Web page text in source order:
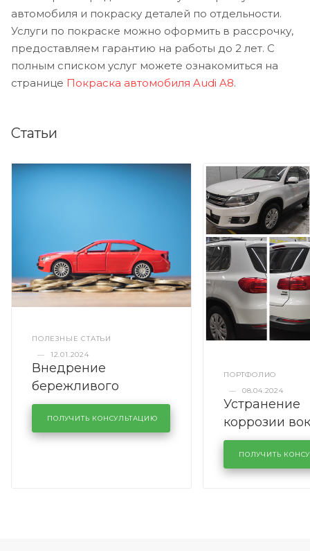
автомобиля и покраску деталей по отдельности.
Услуги по покраске можно оформить в рассрочку,
предоставляем гарантию на работы до 2 лет. С
полным списком услуг можете ознакомиться на
странице Покраска автомобиля Audi A8.
Статьи
ПОЛЕЗНЫЕ СТАТЬИ
—
12.01.2024
Внедрение
бережливого
производства в
кузовном сервисе
KUTUZOVV
ПОЛУЧИТЬ КОНСУЛЬТАЦИЮ
ПОРТФОЛИО
—
08.04.2024
Устранение
коррозии
лобового
районе
Volkswagen
ПОЛУЧИТЬ